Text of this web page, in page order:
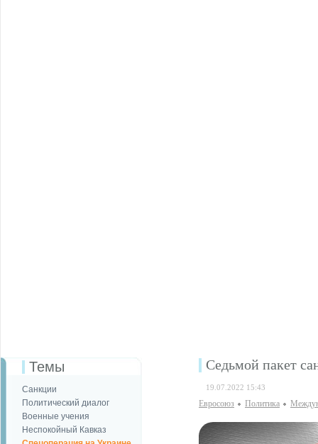
Темы
Санкции
Политический диалог
Военные учения
Неспокойный Кавказ
Седьмой пакет
19.07.2022 15:43
Евросоюз Политика